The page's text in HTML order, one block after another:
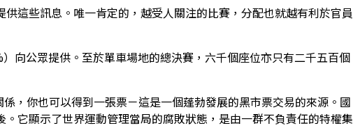
這些訊息。唯一肯定的，越受人關注的比賽，分配也就越有利於官員
向公眾提供。至於單車場地的總決賽，六千個座位亦只有二千五百個
，你也可以得到一張票－這是一個蓬勃發展的黑市票交易的來源。國
它顯示了世界運動管理當局的腐敗狀態，是由一群不負責任的特權集